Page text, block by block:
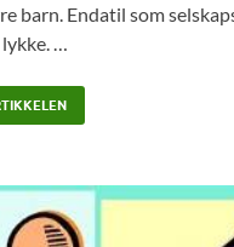
barn. Endatil som
…